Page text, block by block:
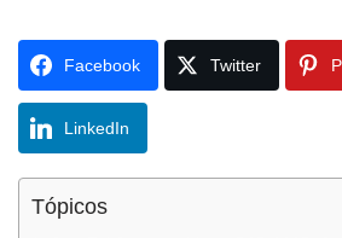
Facebook Twitter
LinkedIn
Tópicos